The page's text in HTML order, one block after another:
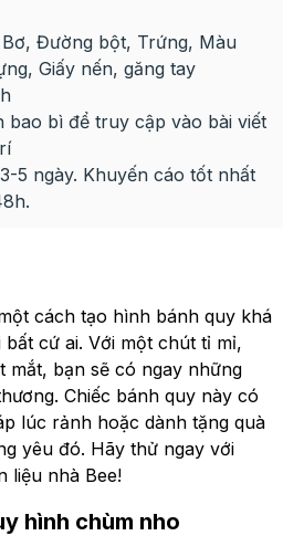
Bơ, Đường bột, Trứng, Màu
Giấy nến, găng tay
bao bì để truy cập vào bài viết
5 ngày. Khuyến cáo tốt nhất
cách tạo hình bánh quy khá
cứ ai. Với một chút tỉ mỉ,
mắt, bạn sẽ có ngay những
Chiếc bánh quy này có
lúc rảnh hoặc dành tặng quà
yêu đó. Hãy thử ngay với
liệu nhà Bee!
hình chùm nho